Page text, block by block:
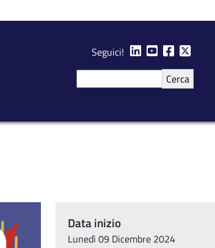
Seguici!
Data inizio
Lunedì 09 Dicembre 2024